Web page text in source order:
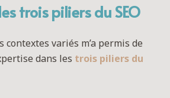
trois piliers du SEO
contextes variés m’a permis de
dans les trois piliers du